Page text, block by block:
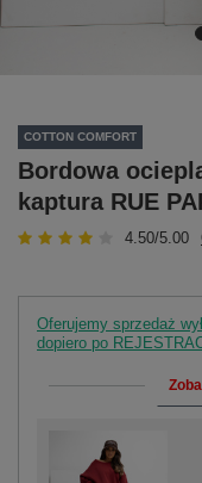
COTTON COMFORT
Bordowa
kaptura RUE
4.50/5.00
Oferujemy sprzedaż
dopiero po